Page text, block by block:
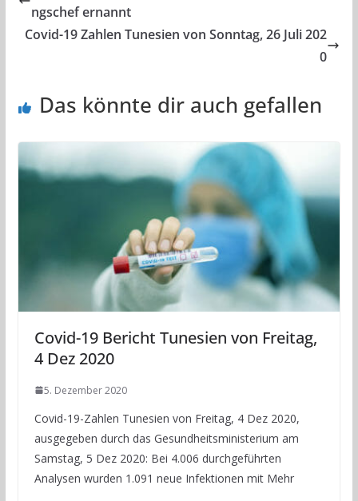
ngschef ernannt
Covid-19 Zahlen Tunesien von Sonntag, 26 Juli 202
0
Das könnte dir auch gefallen
Covid-19 Bericht Tunesien von Freitag,
4 Dez 2020
5. Dezember 2020
Covid-19-Zahlen Tunesien von Freitag, 4 Dez 2020,
ausgegeben durch das Gesundheitsministerium am
Samstag, 5 Dez 2020: Bei 4.006 durchgeführten
Analysen wurden 1.091 neue Infektionen mit Mehr